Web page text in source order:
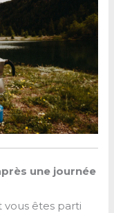
une journée
êtes parti